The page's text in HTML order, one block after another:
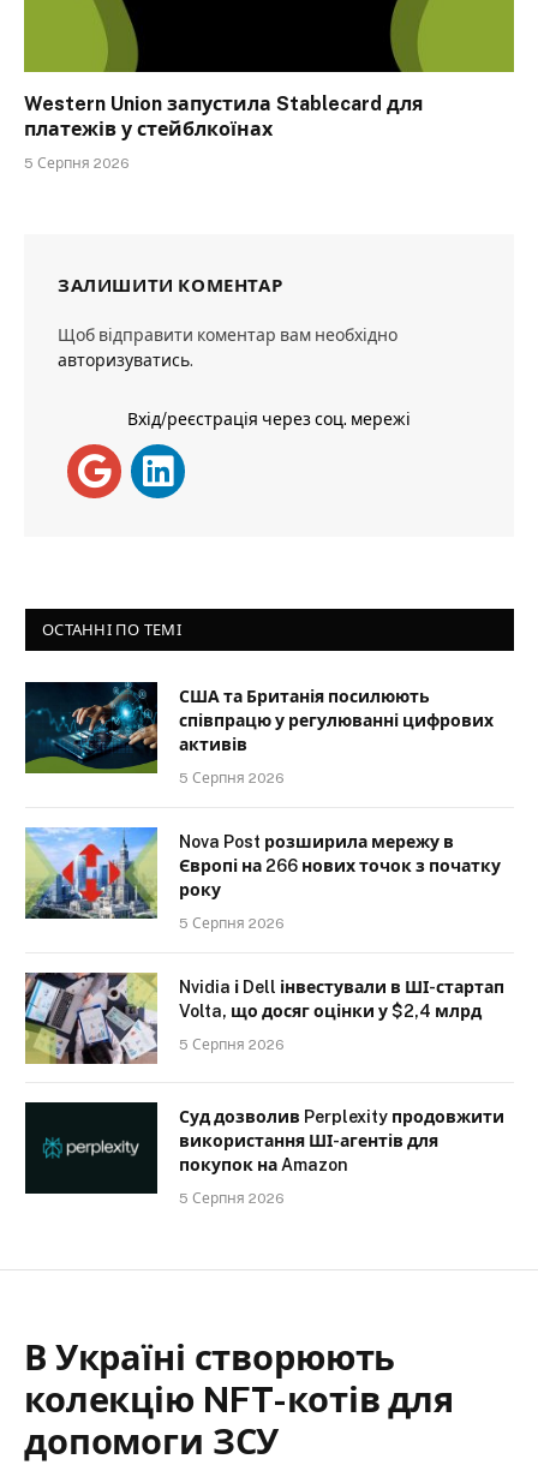
Western Union запустила Stablecard для
платежів у стейблкоїнах
5 Серпня 2026
ЗАЛИШИТИ КОМЕНТАР
Щоб відправити коментар вам необхідно
авторизуватись.
Вхід/реєстрація через соц. мережі
ОСТАННІ ПО ТЕМІ
США та Британія посилюють
співпрацю у регулюванні цифрових
активів
5 Серпня 2026
Nova Post розширила мережу в
Європі на 266 нових точок з початку
року
5 Серпня 2026
Nvidia і Dell інвестували в ШІ-стартап
Volta, що досяг оцінки у $2,4 млрд
5 Серпня 2026
Суд дозволив Perplexity продовжити
використання ШІ-агентів для
покупок на Amazon
5 Серпня 2026
В Україні створюють
колекцію NFT-котів для
допомоги ЗСУ